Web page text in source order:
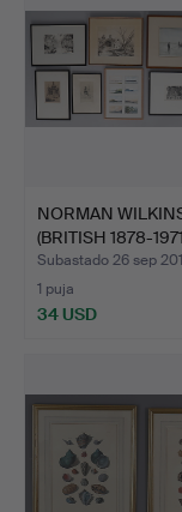
NORMAN
(BRITISH 1878-
Subastado 26 sep
1 puja
34 USD